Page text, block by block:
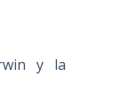
y la